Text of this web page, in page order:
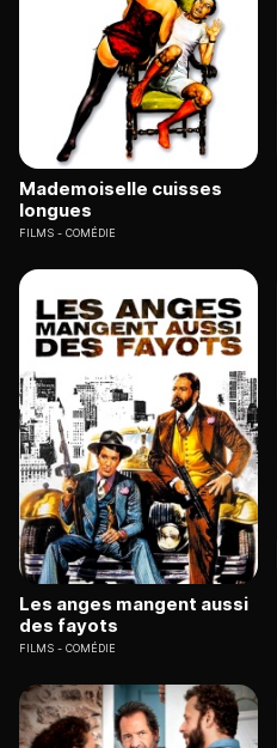
Mademoiselle cuisses
longues
FILMS COMÉDIE
Les anges mangent aussi
des fayots
FILMS COMÉDIE